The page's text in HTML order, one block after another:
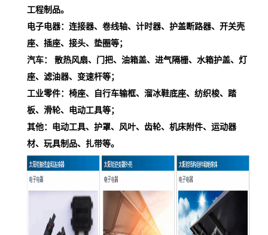
工程制品。
电子电器：连接器、卷线轴、计时器、护盖断路器、开关壳
座、插座、接头、垫圈等；
汽车： 散热风扇、门把、油箱盖、进气隔栅、水箱护盖、灯
座、滤油器、变速杆等；
工业零件：椅座、自行车输框、溜冰鞋底座、纺织梭、踏
板、滑轮、电动工具等；
其他：电动工具、护罩、风叶、齿轮、机床附件、运动器
材、玩具制品、扎带等。